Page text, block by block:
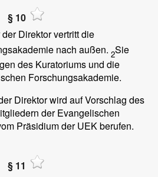
§ 10
Direktor vertritt die
nach außen. 2Sie
des Kuratoriums und die
Forschungsakademie.
Direktor wird auf Vorschlag des
der Evangelischen
Präsidium der UEK berufen.
§ 11